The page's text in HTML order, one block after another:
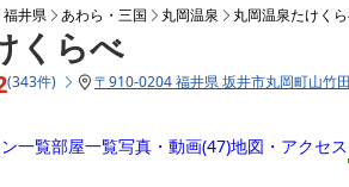
福井県 あわら・三国 丸岡温泉 丸岡温泉たけく
くらべ
(343件) 〒910-0204 福井県 坂井市丸岡町山竹
一覧部屋一覧写真・動画(47)地図・アクセス